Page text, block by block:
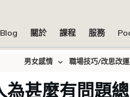
Blog 關於 課程 服務
男女感情 職場技巧/改思改運
為甚麼有問題